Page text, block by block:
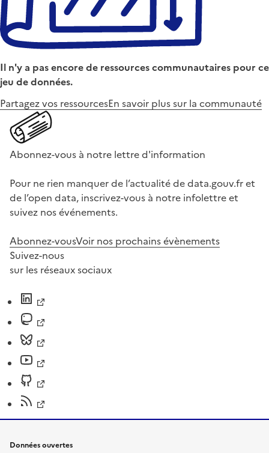
Il n'y a pas encore de ressources communautaires pour ce
jeu de données.
Partagez vos ressourcesEn savoir plus sur la communauté
Abonnez-vous à notre lettre d'information
Pour ne rien manquer de l’actualité de data.gouv.fr et
de l’open data, inscrivez-vous à notre infolettre et
suivez nos événements.
Abonnez-vousVoir nos prochains évènements
Suivez-nous
sur les réseaux sociaux
Données ouvertes